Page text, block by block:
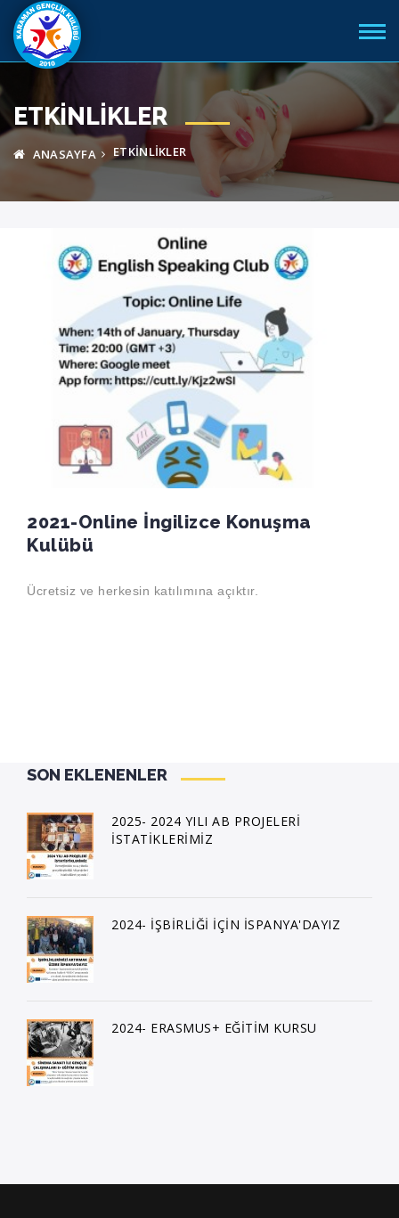
ETKINLIKLER
ANASAYFA ETKINLIKLER
2021-Online İngilizce Konuşma
Kulübü
Ücretsiz ve herkesin katılımına açıktır.
SON EKLENENLER
2025- 2024 YILI AB PROJELERİ
İSTATİKLERİMİZ
2024- İŞBİRLİĞİ İÇİN İSPANYA'DAYIZ
2024- ERASMUS+ EĞİTİM KURSU